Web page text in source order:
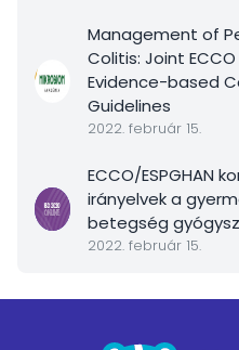
Management of
Colitis: Joint ECCO
Evidence-based
Guidelines
2022. február 15.
ECCO/ESPGHAN
irányelvek a
betegség
2022. február 15.